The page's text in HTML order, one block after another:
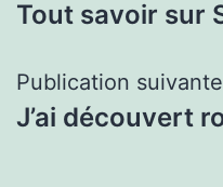
de
l’article
Tout savoir sur
Publication suivante
J’ai découvert